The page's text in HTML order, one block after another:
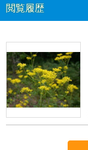
閲覧履歴